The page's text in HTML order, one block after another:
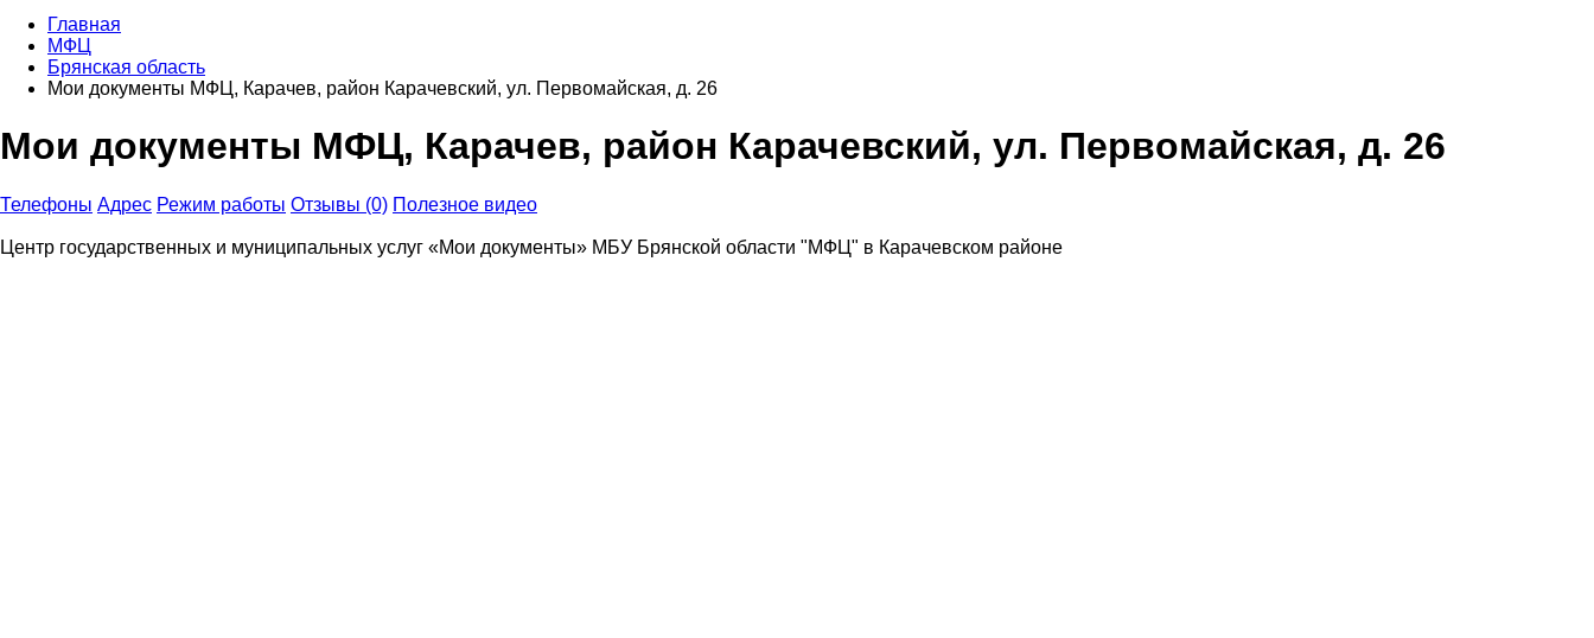
Главная
МФЦ
Брянская область
Мои документы МФЦ, Карачев, район Карачевский, ул. Первомайская, д. 26
Мои документы МФЦ, Карачев, район Карачевский, ул. Первомайская, д. 26
Телефоны Адрес Режим работы Отзывы (0) Полезное видео
Центр государственных и муниципальных услуг «Мои документы» МБУ Брянской области "МФЦ" в Карачевском районе